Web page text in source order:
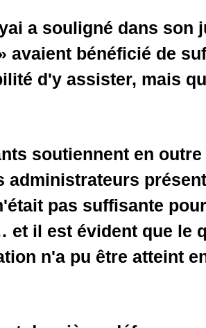
a souligné dans son
avaient bénéficié de
d'y assister, mais
soutiennent en
administrateurs
pas suffisante
et il est évident que le
n'a pu être atteint